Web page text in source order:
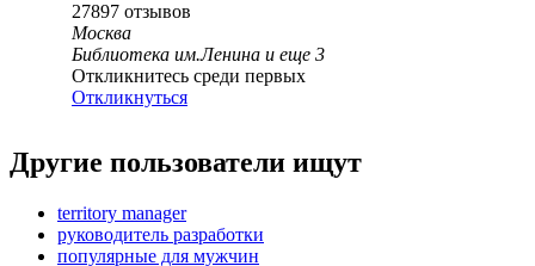
27897 отзывов
Москва
Библиотека им.Ленина и еще 3
Откликнитесь среди первых
Откликнуться
Другие пользователи ищут
territory manager
руководитель разработки
популярные для мужчин